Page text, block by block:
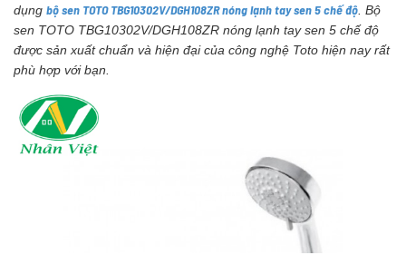
dụng bộ sen TOTO TBG10302V/DGH108ZR nóng lạnh tay sen 5 chế độ . Bộ
sen TOTO TBG10302V/DGH108ZR nóng lạnh tay sen 5 chế độ
được sản xuất chuẩn và hiện đại của công nghệ Toto hiện nay rất
phù hợp với bạn.